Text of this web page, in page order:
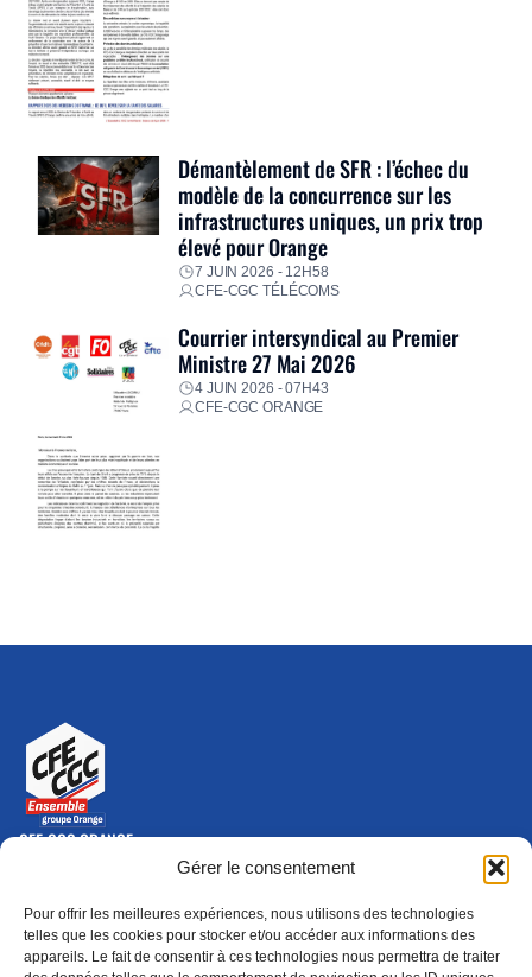
Gérer le consentement
Pour offrir les meilleures expériences, nous utilisons des technologies
telles que les cookies pour stocker et/ou accéder aux informations des
appareils. Le fait de consentir à ces technologies nous permettra de traiter
Démantèlement de SFR : l’échec du
modèle de la concurrence sur les
infrastructures uniques, un prix trop
élevé pour Orange
7 JUIN 2026 - 12H58
CFE-CGC TÉLÉCOMS
Courrier intersyndical au Premier
Ministre 27 Mai 2026
4 JUIN 2026 - 07H43
CFE-CGC ORANGE
CFE-CGC ORANGE
10-12 rue Saint Amand, 75015 Paris Cedex 15
Nous contacter
01 46 79 28 74